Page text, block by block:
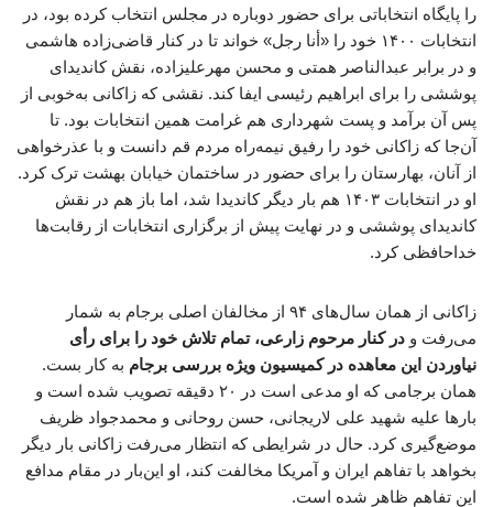
را پایگاه انتخاباتی برای حضور دوباره در مجلس انتخاب کرده بود، در
انتخابات ۱۴۰۰ خود را «أنا رجل» خواند تا در کنار قاضی‌زاده هاشمی
و در برابر عبدالناصر همتی و محسن مهرعلیزاده، نقش کاندیدای
پوششی را برای ابراهیم رئیسی ایفا کند. نقشی که زاکانی به‌خوبی از
پس آن برآمد و پست شهرداری هم غرامت همین انتخابات بود. تا
آن‌جا که زاکانی خود را رفیق نیمه‌راه مردم قم دانست و با عذرخواهی
از آنان، بهارستان را برای حضور در ساختمان خیابان بهشت ترک کرد.
او در انتخابات ۱۴۰۳ هم بار دیگر کاندیدا شد، اما باز هم در نقش
کاندیدای پوششی و در نهایت پیش از برگزاری انتخابات از رقابت‌ها
خداحافظی کرد.
زاکانی از همان سال‌های ۹۴ از مخالفان اصلی برجام به شمار
می‌رفت و در کنار مرحوم زارعی، تمام تلاش خود را برای رأی
نیاوردن این معاهده در کمیسیون ویژه بررسی برجام به کار بست.
همان برجامی که او مدعی است در ۲۰ دقیقه تصویب شده است و
بارها علیه شهید علی لاریجانی، حسن روحانی و محمدجواد ظریف
موضع‌گیری کرد. حال در شرایطی که انتظار می‌رفت زاکانی بار دیگر
بخواهد با تفاهم ایران و آمریکا مخالفت کند، او این‌بار در مقام مدافع
این تفاهم ظاهر شده است.